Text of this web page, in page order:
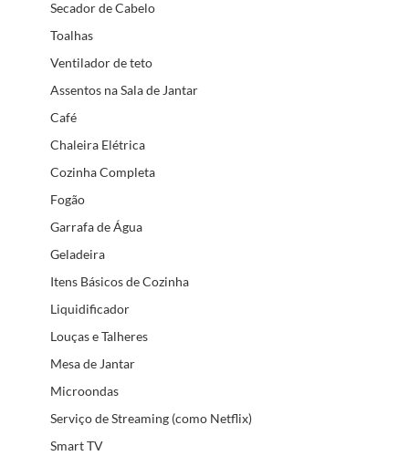
Secador de Cabelo
Toalhas
Ventilador de teto
Assentos na Sala de Jantar
Café
Chaleira Elétrica
Cozinha Completa
Fogão
Garrafa de Água
Geladeira
Itens Básicos de Cozinha
Liquidificador
Louças e Talheres
Mesa de Jantar
Microondas
Serviço de Streaming (como Netflix)
Smart TV